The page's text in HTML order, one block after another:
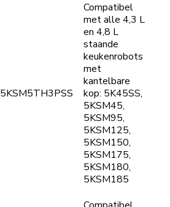
5KSM5TH3PSS
Compatibel
met alle 4,3 L
en 4,8 L
staande
keukenrobots
met
kantelbare
kop: 5K45SS,
5KSM45,
5KSM95,
5KSM125,
5KSM150,
5KSM175,
5KSM180,
5KSM185